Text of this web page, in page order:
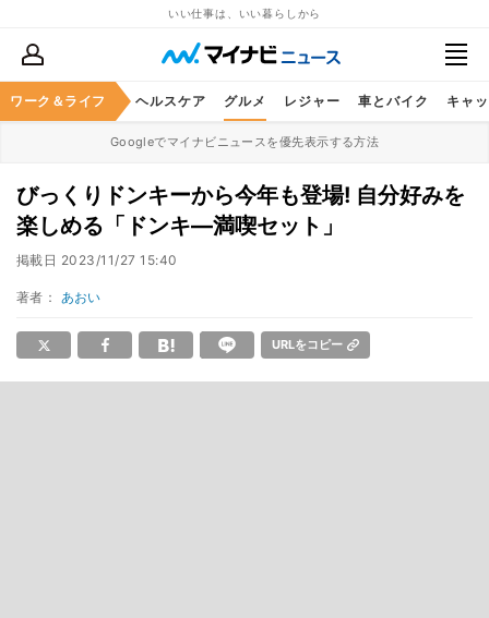
いい仕事は、いい暮らしから
ワーク＆ライフ
マネー 暮らし ヘルスケア グルメ レジャー 車とバイク キャ
Googleでマイナビニュースを優先表示する方法
びっくりドンキーから今年も登場! 自分好みを
楽しめる「ドンキ―満喫セット」
掲載日 2023/11/27 15:40
著者： あおい
URLをコピー